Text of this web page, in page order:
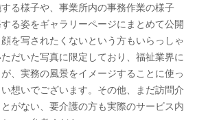
る様子や、事業所内の事務作業の様子
る姿をギャラリーページにまとめて公開
を写されたくないという方もいらっしゃ
だいた写真に限定しており、福祉業界に
、実務の風景をイメージすることに使っ
想いでございます。その他、まだ訪問介
がない、要介護の方も実際のサービス内